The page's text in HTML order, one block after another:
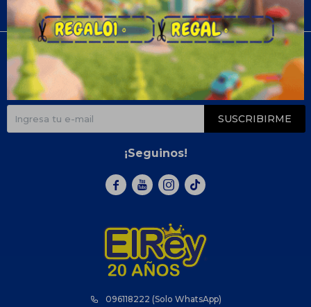
096118222 (Solo WhatsApp)
Compra
Newsletter
¡Suscribite y recibí todas nuestras novedades!
SUSCRIBIRME
¡Seguinos!
  